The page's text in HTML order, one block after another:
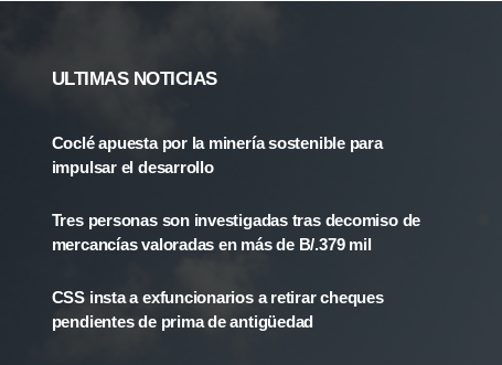
ULTIMAS NOTICIAS
Coclé apuesta por la minería sostenible para
impulsar el desarrollo
Tres personas son investigadas tras decomiso de
mercancías valoradas en más de B/.379 mil
CSS insta a exfuncionarios a retirar cheques
pendientes de prima de antigüedad